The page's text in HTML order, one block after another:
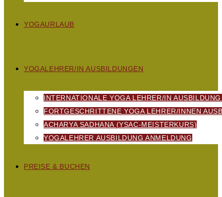
YOGAURLAUB
YOGALEHRER/IN AUSBILDUNGEN
INTERNATIONALE YOGA LEHRER/IN
FORTGESCHRITTENE YOGA LEHRER/INNEN
ACHARYA SADHANA (YSAC-MEISTERKURS)
YOGALEHRER AUSBILDUNG ANMELDUNG
PREISE & BUCHEN